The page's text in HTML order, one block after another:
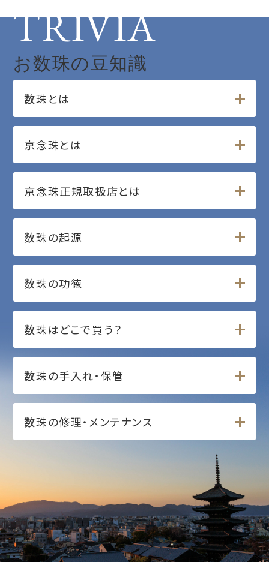
TRIVIA
お数珠の豆知識
数珠とは
京念珠とは
京念珠正規取扱店とは
数珠の起源
数珠の功徳
数珠はどこで買う？
数珠の手入れ・保管
数珠の修理・メンテナンス